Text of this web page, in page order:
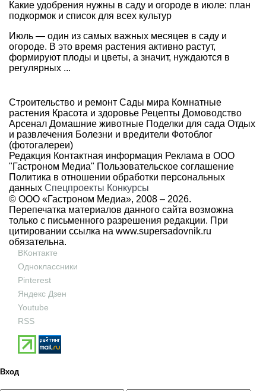
Какие удобрения нужны в саду и огороде в июле: план
подкормок и список для всех культур
Июль — один из самых важных месяцев в саду и
огороде. В это время растения активно растут,
формируют плоды и цветы, а значит, нуждаются в
регулярных ...
Строительство и ремонт Сады мира Комнатные
растения Красота и здоровье Рецепты Домоводство
Арсенал Домашние животные Поделки для сада Отдых
и развлечения Болезни и вредители Фотоблог
(фотогалереи)
Редакция Контактная информация Реклама в ООО
"Гастроном Медиа" Пользовательское соглашение
Политика в отношении обработки персональных
данных Спецпроекты Конкурсы
© ООО «Гастроном Медиа», 2008 – 2026.
Перепечатка материалов данного сайта возможна
только с письменного разрешения редакции. При
цитировании ссылка на www.supersadovnik.ru
обязательна.
ВКонтакте
Одноклассники
Pinterest
Яндекс Дзен
Youtube
RSS
Вход